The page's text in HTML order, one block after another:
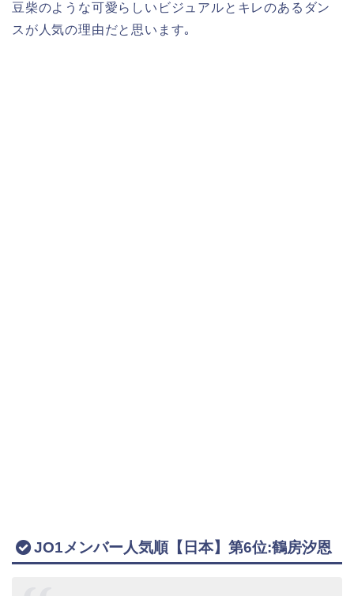
豆柴のような可愛らしいビジュアルとキレのあるダン
スが人気の理由だと思います｡
JO1メンバー人気順【日本】第6位:鶴房汐恩